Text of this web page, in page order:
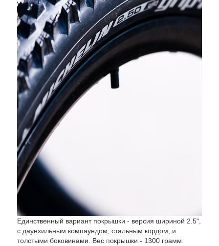
Единственный вариант покрышки - версия шириной 2.5",
с даунхильным компаундом, стальным кордом, и
толстыми боковинами. Вес покрышки - 1300 грамм.